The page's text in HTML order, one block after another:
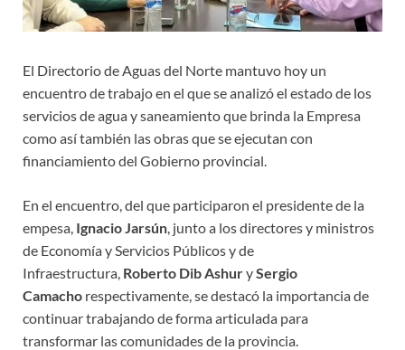
El Directorio de Aguas del Norte mantuvo hoy un
encuentro de trabajo en el que se analizó el estado de los
servicios de agua y saneamiento que brinda la Empresa
como así también las obras que se ejecutan con
financiamiento del Gobierno provincial.
En el encuentro, del que participaron el presidente de la
empesa, Ignacio Jarsún , junto a los directores y ministros
de Economía y Servicios Públicos y de
Infraestructura, Roberto Dib AshurySergio
Camacho respectivamente, se destacó la importancia de
continuar trabajando de forma articulada para
transformar las comunidades de la provincia.